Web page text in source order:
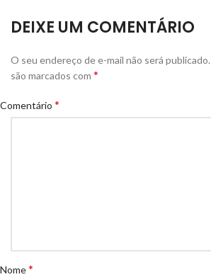
DEIXE UM COMENTÁRIO
O seu endereço de e-mail não será publicado.
são marcados com *
Comentário *
Nome*